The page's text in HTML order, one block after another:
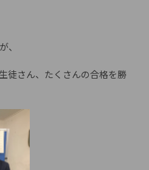
、
徒さん、たくさんの合格を勝